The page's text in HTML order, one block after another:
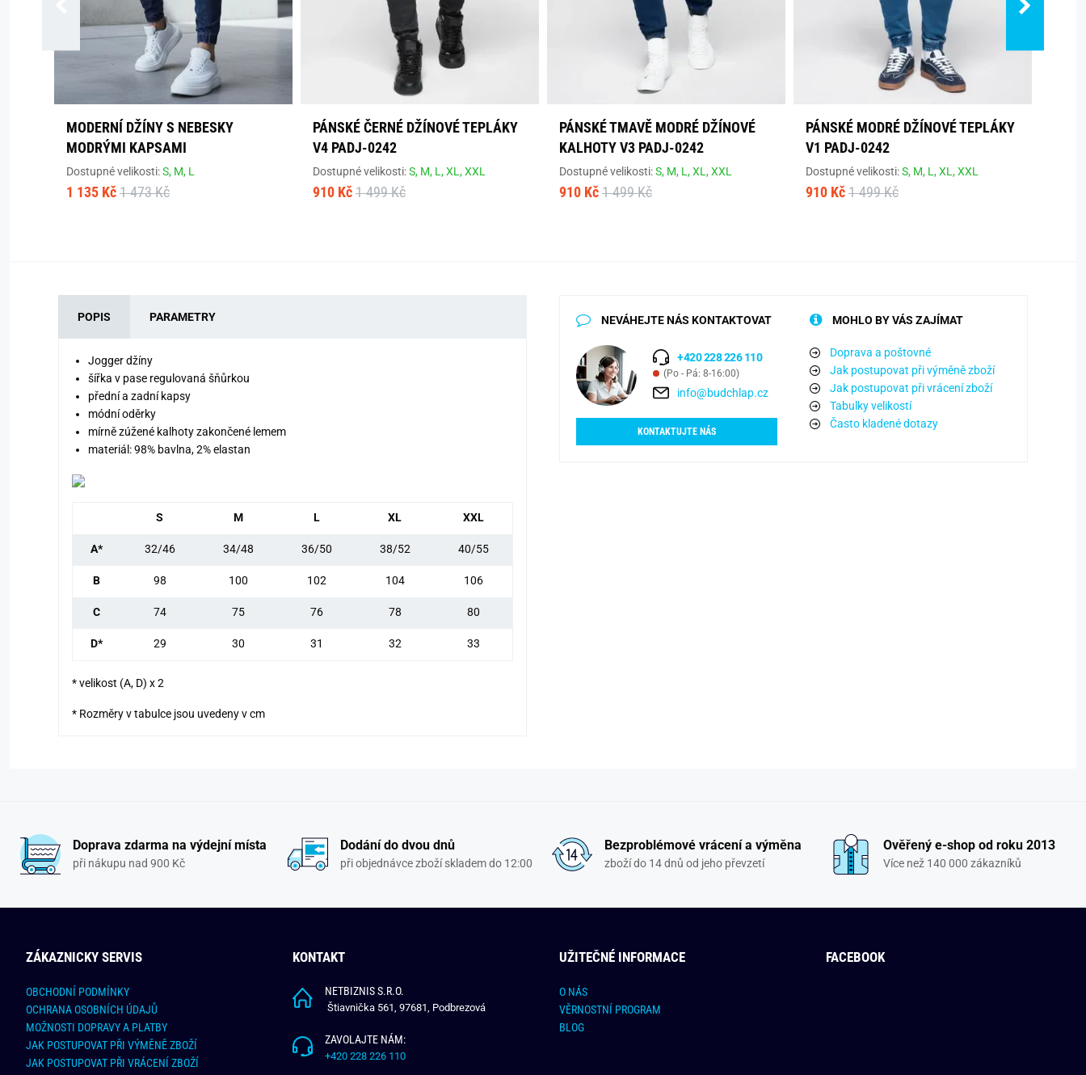
MODERNÍ DŽÍNY S NEBESKY
MODRÝMI KAPSAMI
Dostupné velikosti:S, M, L
1 135 Kč 1 473 Kč
PÁNSKÉ ČERNÉ DŽÍNOVÉ TEPLÁKY
V4 PADJ-0242
Dostupné velikosti:S, M, L,XL,XXL
910 Kč 1 499 Kč
PÁNSKÉ TMAVĚ MODRÉ DŽÍNOVÉ
KALHOTY V3 PADJ-0242
Dostupné velikosti:S, M, L,XL,XXL
910 Kč 1 499 Kč
PÁNSKÉ MODRÉ DŽÍNOVÉ TEPLÁKY
V1 PADJ-0242
Dostupné velikosti:S, M, L,XL,XXL
910 Kč 1 499 Kč
POPIS PARAMETRY
Jogger džíny
šířka v pase regulovaná šňůrkou
přední a zadní kapsy
módní oděrky
mírně zúžené kalhoty zakončené lemem
materiál: 98% bavlna, 2% elastan
S M L XL XXL
A* 32/46 34/48 36/50 38/52 40/55
B 98 100 102 104 106
C 74 75 76 78 80
D* 29 30 31 32 33
* velikost (A, D) x 2
* Rozměry v tabulce jsou uvedeny v cm
NEVÁHEJTE NÁS KONTAKTOVAT
+420 228 226 110
(Po - Pá: 8-16:00)
info@budchlap.cz
KONTAKTUJTE NÁS
MOHLO BY VÁS ZAJÍMAT
Doprava a poštovné
Jak postupovat při výměně zboží
Jak postupovat při vrácení zboží
Tabulky velikostí
Často kladené dotazy
Doprava zdarma na výdejní místa
při nákupu nad 900 Kč
Dodání do dvou dnů
při objednávce zboží skladem do 12:00
Bezproblémové vrácení a výměna
zboží do 14 dnů od jeho převzetí
Ověřený e-shop od roku 2013
Více než 140 000 zákazníků
ZÁKAZNICKY SERVIS
OBCHODNÍ PODMÍNKY
OCHRANA OSOBNÍCH ÚDAJŮ
MOŽNOSTI DOPRAVY A PLATBY
JAK POSTUPOVAT PŘI VÝMĚNĚ ZBOŽÍ
JAK POSTUPOVAT PŘI VRÁCENÍ ZBOŽÍ
KONTAKT
NETBIZNIS S.R.O.
Štiavnička 561, 97681, Podbrezová
ZAVOLAJTE NÁM:
+420 228 226 110
UŽITEČNÉ INFORMACE
O NÁS
VĚRNOSTNÍ PROGRAM
BLOG
FACEBOOK